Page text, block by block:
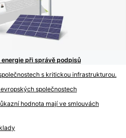
při správě podpisů
s kritickou infrastrukturou.
společnostech
hodnota mají ve smlouvách